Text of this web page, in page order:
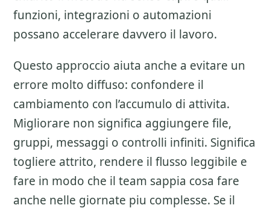
funzioni, integrazioni o automazioni
possano accelerare davvero il lavoro.
Questo approccio aiuta anche a evitare un
errore molto diffuso: confondere il
cambiamento con l’accumulo di attivita.
Migliorare non significa aggiungere file,
gruppi, messaggi o controlli infiniti. Significa
togliere attrito, rendere il flusso leggibile e
fare in modo che il team sappia cosa fare
anche nelle giornate piu complesse. Se il